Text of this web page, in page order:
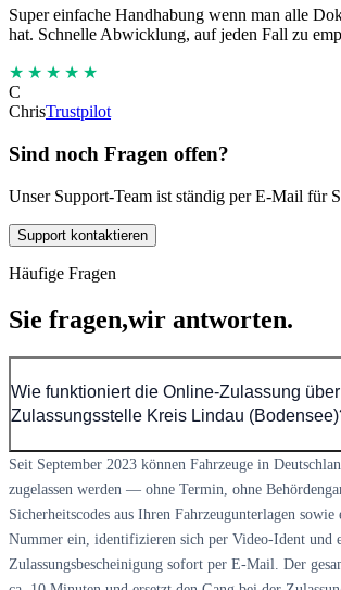
Super einfache Handhabung wenn man alle
hat. Schnelle Abwicklung, auf jeden Fall zu
★★★★★
C
ChrisTrustpilot
Sind noch Fragen offen?
Unser Support-Team ist ständig per E-Mail für
Support kontaktieren
Häufige Fragen
Sie fragen,wir antworten.
Wie funktioniert die Online-Zulassung
Zulassungsstelle Kreis Lindau
Seit September 2023 können Fahrzeuge in
zugelassen werden — ohne Termin, ohne
Sicherheitscodes aus Ihren Fahrzeugunterlagen
Nummer ein, identifizieren sich per Video-Ident und
Zulassungsbescheinigung sofort per E-Mail. Der